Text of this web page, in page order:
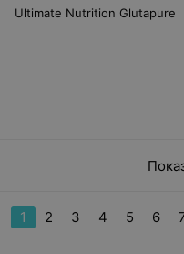
Ultimate Nutrition Glutapure
1 2 3 4 5 6